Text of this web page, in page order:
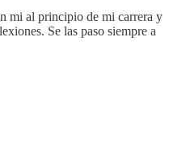
mi al principio de mi carrera y
Se las paso siempre a